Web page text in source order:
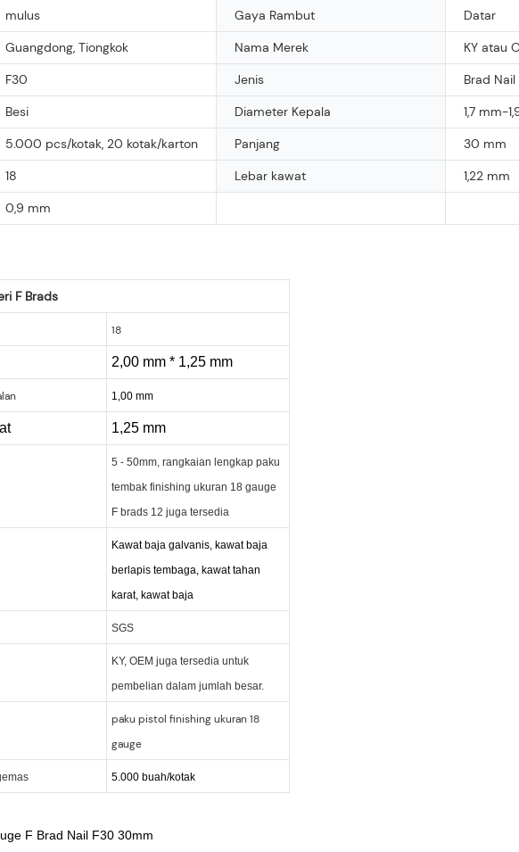
mulus Gaya Rambut
Datar
Guangdong, Tiongkok Nama Merek
KY atau
F30 Jenis
Brad Nail
Besi Diameter Kepala
1,7 mm-
5.000 pcs/kotak, 20 kotak/karton Panjang
30 mm
18 Lebar kawat
1,22 mm
0,9 mm
F Brads
18
2,00 mm * 1,25 mm
1,00 mm
1,25 mm
5 - 50mm, rangkaian lengkap paku
tembak finishing ukuran 18 gauge
F brads 12 juga tersedia
Kawat baja galvanis, kawat baja
berlapis tembaga, kawat tahan
karat, kawat baja
SGS
KY, OEM juga tersedia untuk
pembelian dalam jumlah besar.
paku pistol finishing ukuran 18
gauge
5.000 buah/kotak